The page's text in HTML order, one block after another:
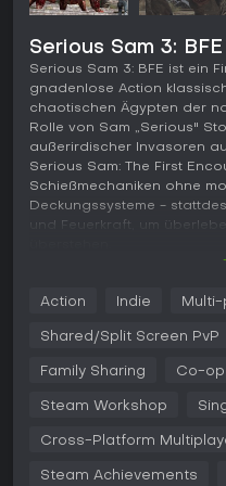
Serious Sam 3:
Serious Sam 3: BFE ist ein
gnadenlose Action
chaotischen Ägypten der
Rolle von Sam „Serious"
außerirdischer Invasoren
Serious Sam: The First
Schießmechaniken ohne
Deckungssysteme -
und Feuerkraft, um
Im Kern dreht sich alles um
offenen Arenen, wo
Waffenpalette, vom
Kanone, die flammende
und du kannst das
um maximale Flexibilität zu
Action Indie
Shared/Split Screen PvP
Family Sharing Co-op
Steam Workshop
Cross-Platform
Steam Achievements